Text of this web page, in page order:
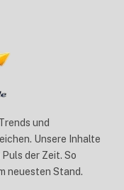
und
Unsere Inhalte
der Zeit. So
neuesten Stand.